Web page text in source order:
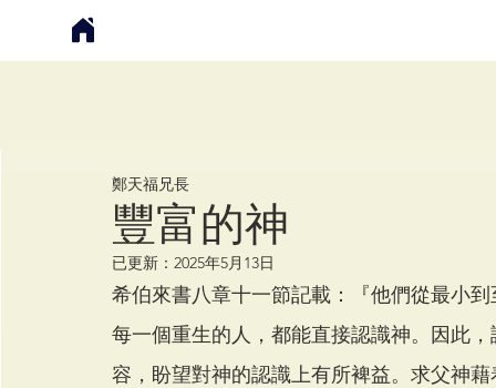
豐富的神
鄭天福兄長
已更新： 2025年5月13日
希伯來書八章十一節記載：『他們從最小
每一個重生的人，都能直接認識神。因此
容，盼望對神的認識上有所裨益。求父神